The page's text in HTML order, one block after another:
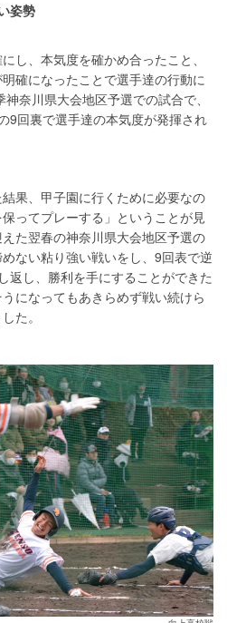
姿勢
し、本気度を確かめ合ったこと、
確になったことで選手達の行動に
奈川県大会地区予選での試合で、
9回裏で選手達の本気度が発揮され
果、甲子園に行くために必要なの
ってプレーする」ということが見
た翌春の神奈川県大会地区予選の
ない粘り強い戦いをし、9回表で逆
返し、勝利を手にすることができた
になってもあきらめず戦い続けら
た。